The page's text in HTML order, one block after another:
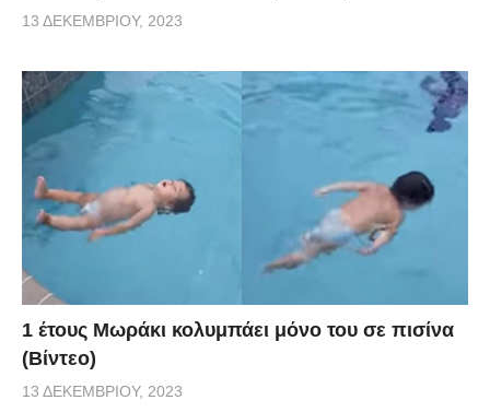
13 ΔΕΚΕΜΒΡΊΟΥ, 2023
1 έτους Μωράκι κολυμπάει μόνο του σε πισίνα
(Βίντεο)
13 ΔΕΚΕΜΒΡΊΟΥ, 2023